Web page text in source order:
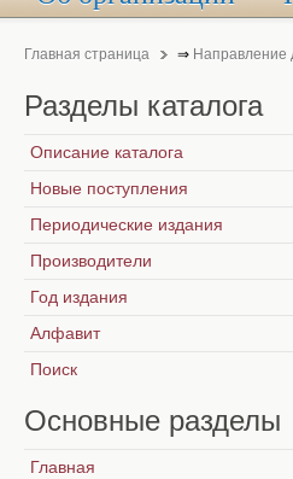
Главная страница ⇒ Направление
Разделы каталога
Описание каталога
Новые поступления
Периодические издания
Производители
Год издания
Алфавит
Поиск
Основные разделы
Главная